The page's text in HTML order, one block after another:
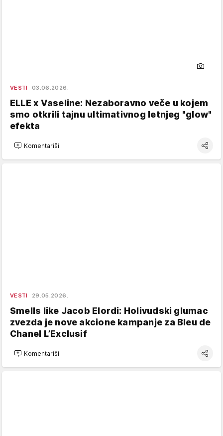
VESTI 03.06.2026.
ELLE x Vaseline: Nezaboravno veče u kojem
smo otkrili tajnu ultimativnog letnjeg "glow"
efekta
Komentariši
VESTI 29.05.2026.
Smells like Jacob Elordi: Holivudski glumac
zvezda je nove akcione kampanje za Bleu de
Chanel L’Exclusif
Komentariši